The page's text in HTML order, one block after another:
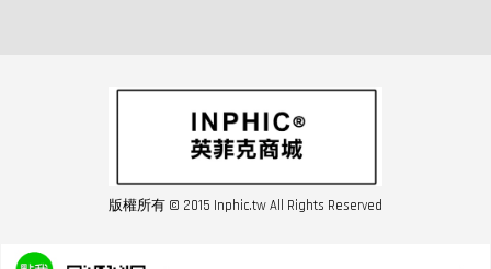
版權所有 © 2015 Inphic.tw All Rights Reserved